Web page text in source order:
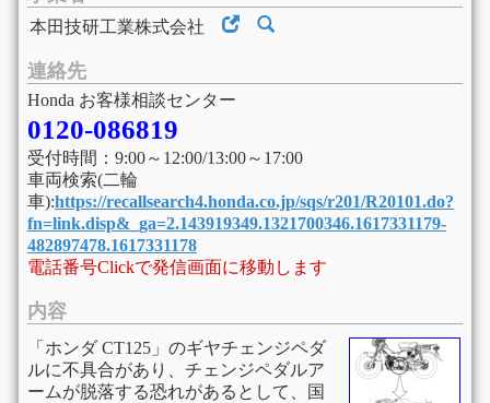
本田技研工業株式会社
連絡先
Honda お客様相談センター
0120-086819
受付時間：9:00～12:00/13:00～17:00
車両検索(二輪
車):https://recallsearch4.honda.co.jp/sqs/r201/R20101.do?
fn=link.disp&_ga=2.143919349.1321700346.1617331179-
482897478.1617331178
電話番号Clickで発信画面に移動します
内容
「ホンダ CT125」のギヤチェンジペダ
ルに不具合があり、チェンジペダルア
ームが脱落する恐れがあるとして、国